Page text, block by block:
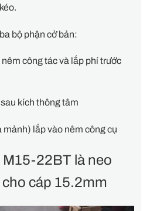
bộ phận cở bản:
công tác và lắp phí trước
kích thông tâm
mảnh) lắp vào nêm công cụ
22BT là neo
cáp 15.2mm